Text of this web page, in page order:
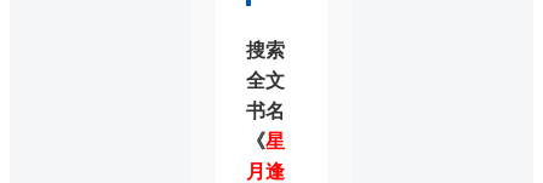
搜索
全文
书名
《星
月逢